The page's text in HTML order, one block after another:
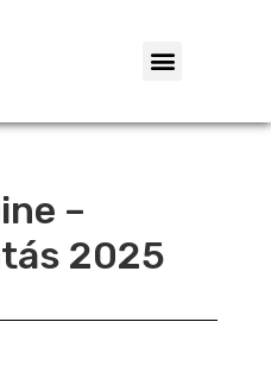
–
2025